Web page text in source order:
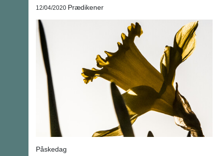
12/04/2020 Prædikener
Påskedag